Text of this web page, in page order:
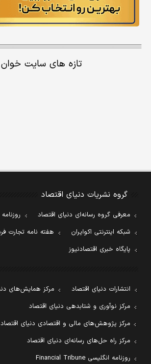
تازه های سایت خوان
گروه نشریات دنیای اقتصاد
معرفی گروه رسانه‌ای دنیای اقتصاد
شبکه اینترنتی اکوایران
هفته نامه تجارت
پایگاه خبری اقتصادنیوز
انتشارات دنیای اقتصاد
مرکز همایش‌های
مرکز نوآوری و شتابدهی دنیای اقتصاد
مرکز پژوهش‌های مالی و اقتصادی دنیای اقتصاد
مرکز راه حل‌های رسانه‌ای دنیای اقتصاد
روزنامه انگلیسی Financial Tribune